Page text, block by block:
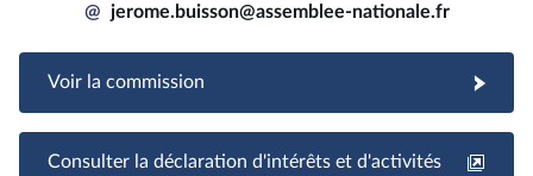
@ jerome.buisson@assemblee-nationale.fr
Voir la commission
Consulter la déclaration d'intérêts et d'activités